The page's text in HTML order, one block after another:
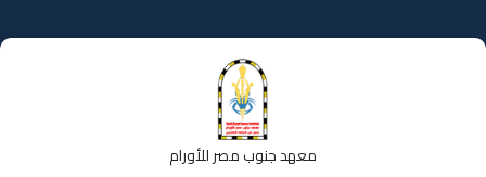
إلى
المحتوى
معهد جنوب مصر للأورام